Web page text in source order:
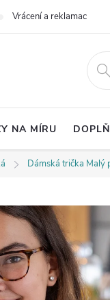
Vrácení a reklamace
NA MÍRU
Dámská trička Malý